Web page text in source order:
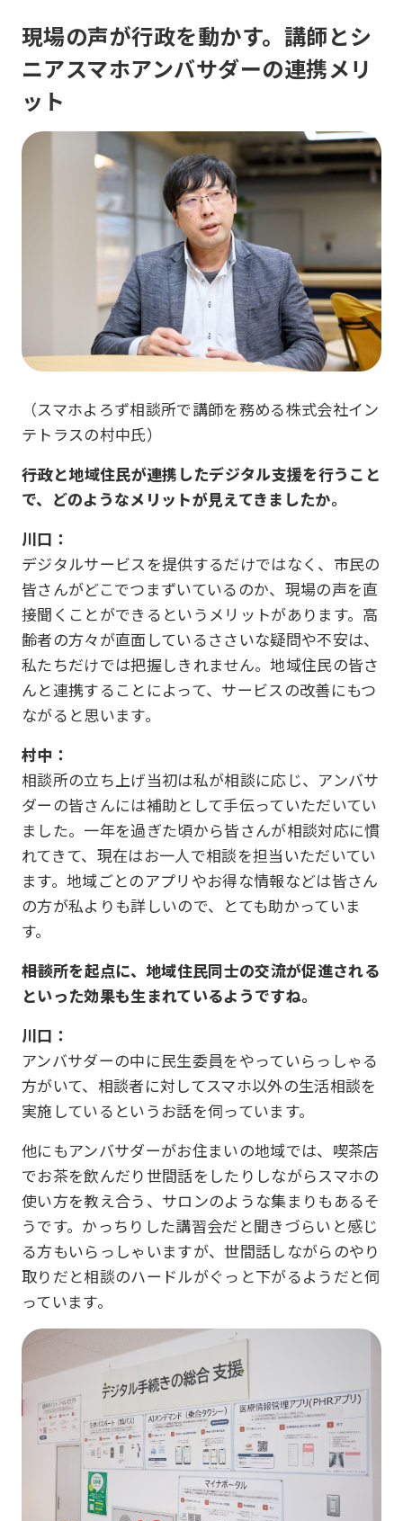
現場の声が行政を動かす。講師とシ
ニアスマホアンバサダーの連携メリ
ット
（スマホよろず相談所で講師を務める株式会社イン
テトラスの村中氏）
――行政と地域住民が連携したデジタル支援を行うこと
で、どのようなメリットが見えてきましたか。
川口：
デジタルサービスを提供するだけではなく、市民の
皆さんがどこでつまずいているのか、現場の声を直
接聞くことができるというメリットがあります。高
齢者の方々が直面しているささいな疑問や不安は、
私たちだけでは把握しきれません。地域住民の皆さ
んと連携することによって、サービスの改善にもつ
ながると思います。
村中：
相談所の立ち上げ当初は私が相談に応じ、アンバサ
ダーの皆さんには補助として手伝っていただいてい
ました。一年を過ぎた頃から皆さんが相談対応に慣
れてきて、現在はお一人で相談を担当いただいてい
ます。地域ごとのアプリやお得な情報などは皆さん
の方が私よりも詳しいので、とても助かっていま
す。
――相談所を起点に、地域住民同士の交流が促進される
といった効果も生まれているようですね。
川口：
アンバサダーの中に民生委員をやっていらっしゃる
方がいて、相談者に対してスマホ以外の生活相談を
実施しているというお話を伺っています。
他にもアンバサダーがお住まいの地域では、喫茶店
でお茶を飲んだり世間話をしたりしながらスマホの
使い方を教え合う、サロンのような集まりもあるそ
うです。かっちりした講習会だと聞きづらいと感じ
る方もいらっしゃいますが、世間話しながらのやり
取りだと相談のハードルがぐっと下がるようだと伺
っています。